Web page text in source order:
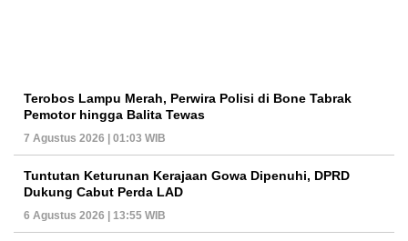
Terobos Lampu Merah, Perwira Polisi di Bone Tabrak
Pemotor hingga Balita Tewas
7 Agustus 2026 | 01:03 WIB
Tuntutan Keturunan Kerajaan Gowa Dipenuhi, DPRD
Dukung Cabut Perda LAD
6 Agustus 2026 | 13:55 WIB